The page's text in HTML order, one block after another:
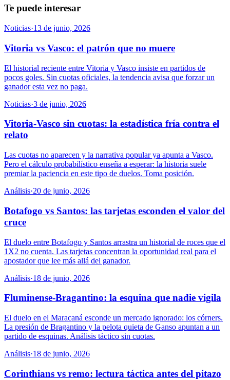
Te puede interesar
Noticias·13 de junio, 2026
Vitoria vs Vasco: el patrón que no muere
El historial reciente entre Vitoria y Vasco insiste en partidos de
pocos goles. Sin cuotas oficiales, la tendencia avisa que forzar un
ganador esta vez no paga.
Noticias·3 de junio, 2026
Vitoria-Vasco sin cuotas: la estadística fría contra el
relato
Las cuotas no aparecen y la narrativa popular ya apunta a Vasco.
Pero el cálculo probabilístico enseña a esperar: la historia suele
premiar la paciencia en este tipo de duelos. Toma posición.
Análisis·20 de junio, 2026
Botafogo vs Santos: las tarjetas esconden el valor del
cruce
El duelo entre Botafogo y Santos arrastra un historial de roces que el
1X2 no cuenta. Las tarjetas concentran la oportunidad real para el
apostador que lee más allá del ganador.
Análisis·18 de junio, 2026
Fluminense-Bragantino: la esquina que nadie vigila
El duelo en el Maracaná esconde un mercado ignorado: los córners.
La presión de Bragantino y la pelota quieta de Ganso apuntan a un
partido de esquinas. Análisis táctico sin cuotas.
Análisis·18 de junio, 2026
Corinthians vs remo: lectura táctica antes del pitazo